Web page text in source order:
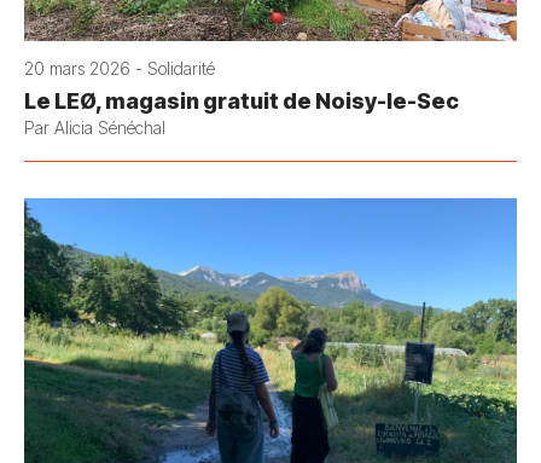
20 mars 2026 - Solidarité
Le LEØ, magasin gratuit de Noisy-le-Sec
Par Alicia Sénéchal